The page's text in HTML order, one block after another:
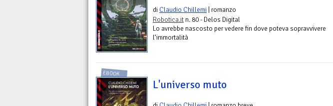
di Claudio Chillemi | romanzo
Robotica.it n. 80 - Delos Digital
Lo avrebbe nascosto per vedere fin dove poteva sopravvivere
l’immortalità
EBOOK
L'universo muto